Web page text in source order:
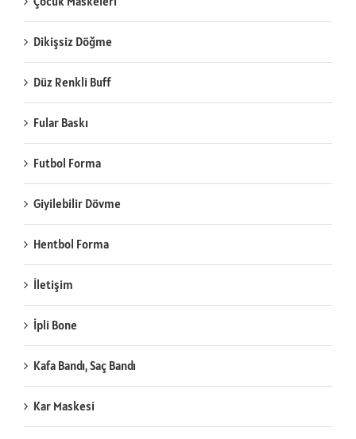
Dikişsiz Döğme
Düz Renkli Buff
Fular Baskı
Futbol Forma
Giyilebilir Dövme
Hentbol Forma
İletişim
İpli Bone
Kafa Bandı, Saç Bandı
Kar Maskesi